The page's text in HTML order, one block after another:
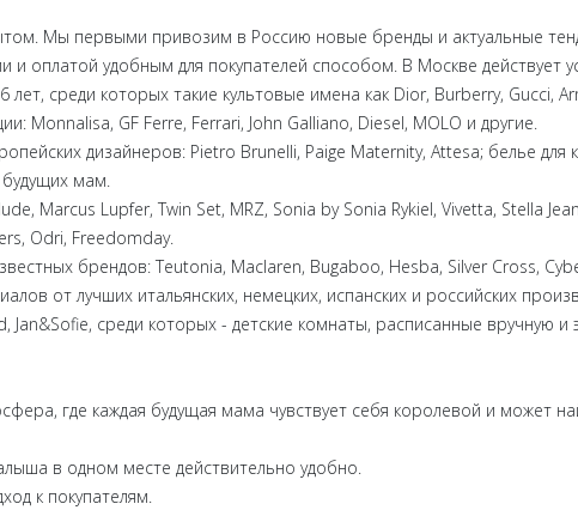
Мы первыми привозим в Россию новые бренды и актуальные
и оплатой удобным для покупателей способом. В Москве действует
среди которых такие культовые имена как Dior, Burberry, Gucci,
Monnalisa, GF Ferre, Ferrari, John Galliano, Diesel, MOLO и другие.
дизайнеров: Pietro Brunelli, Paige Maternity, Attesa; белье для
будущих мам.
Marcus Lupfer, Twin Set, MRZ, Sonia by Sonia Rykiel, Vivetta, Stella
Odri, Freedomday.
брендов: Teutonia, Maclaren, Bugaboo, Hesba, Silver Cross,
от лучших итальянских, немецких, испанских и российских
среди которых - детские комнаты, расписанные вручную и
где каждая будущая мама чувствует себя королевой и может
в одном месте действительно удобно.
к покупателям.